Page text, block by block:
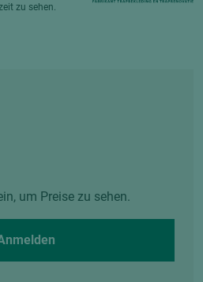
zu sehen.
um Preise zu sehen.